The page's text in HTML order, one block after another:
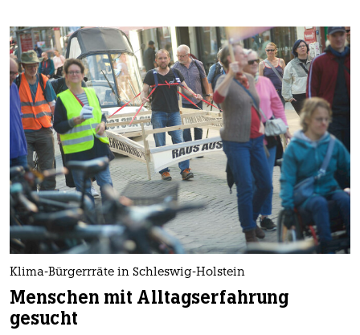
Klima-Bürgerrräte in Schleswig-Holstein
Menschen mit Alltagserfahrung
gesucht